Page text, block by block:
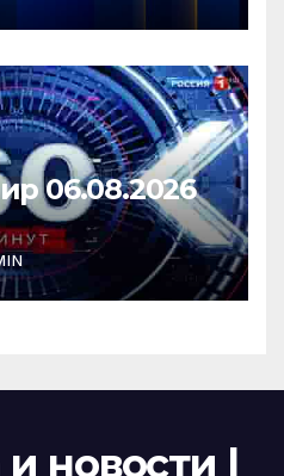
06.08.2026
новости |